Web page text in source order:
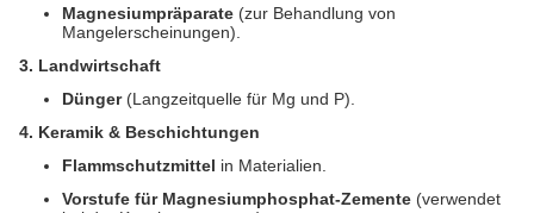
Magnesiumpräparate (zur Behandlung von
Mangelerscheinungen).
3. Landwirtschaft
Dünger(Langzeitquelle für Mg und P).
4. Keramik & Beschichtungen
Flammschutzmittel in Materialien.
Vorstufe für Magnesiumphosphat-Zemente (verwendet